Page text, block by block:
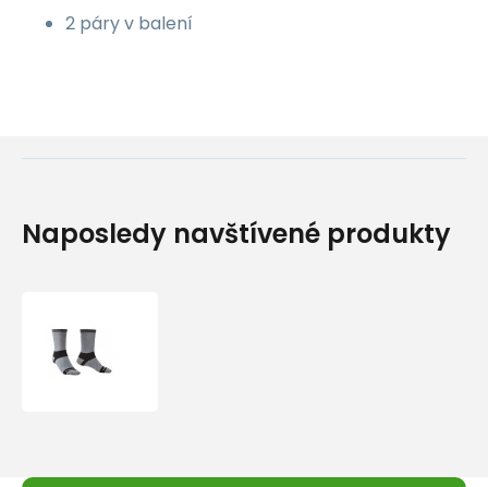
2 páry v balení
Naposledy navštívené produkty